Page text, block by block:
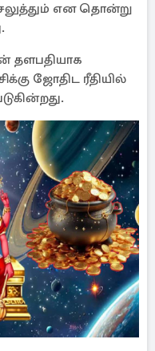
என தொன்று
தளபதியாக
ஜோதிட ரீதியில்